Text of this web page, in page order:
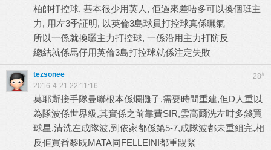
柏帥打控球, 基本很少用英人, 佢過來差唔多可以換個班主
力, 用左3季証明, 以英倫3島球員打控球真係曬氣
所以一係就換曬主力打控球, 一係沿用主力打防反
總結就係馬仔用英倫3島打控球就係注定失敗
28#
tezsonee
2016-4-21 22:11:16
莫耶斯接手隊曼聯根本係爛攤子,需要時間重建,但D人重以
為隊波係世界級,其實係之前靠費SIR,雲高爾洗左咁多錢買
球星,清洗左成隊波,到依家都係第5-7,成隊波都未重組完,相
反佢買番黎既MATA同FELLEINI都重踢緊